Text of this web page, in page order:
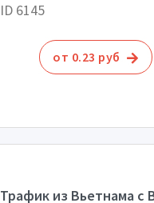
ID 6145
от 0.23 руб
Трафик из Вьетнама с